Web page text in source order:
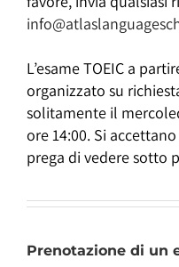
L’esame TOEIC a
organizzato su
solitamente il
ore 14:00. Si
prega di vedere sotto
Prenotazione di un